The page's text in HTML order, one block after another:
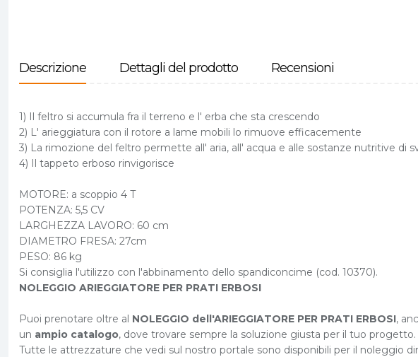
Descrizione Dettagli del prodotto Recensioni
1) Il feltro si accumula fra il terreno e l' erba che sta crescendo
2) L' arieggiatura con il rotore a lame mobili lo rimuove efficacemente
3) La rimozione del feltro permette all' aria, all' acqua e alle sostanze nutritive di
4) Il tappeto erboso rinvigorisce
MOTORE: a scoppio 4 T
POTENZA: 5,5 CV
LARGHEZZA LAVORO: 60 cm
DIAMETRO FRESA: 27cm
PESO: 86 kg
Si consiglia l'utilizzo con l'abbinamento dello spandiconcime (cod. 10370).
NOLEGGIO ARIEGGIATORE PER PRATI ERBOSI
Puoi prenotare oltre al NOLEGGIO dell'ARIEGGIATORE PER PRATI ERBOSI,
un ampio catalogo, dove trovare sempre la soluzione giusta per il tuo progetto.
Tutte le attrezzature che vedi sul nostro portale sono disponibili per il noleggio